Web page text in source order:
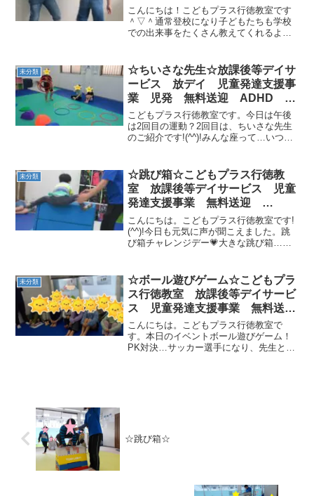
閉症 発達障がい 運動療育 遊
び 行徳 南行徳 市川市 浦安
市 葛西 江戸川区
こんにちは！こどもプラス行徳教室です
＾▽＾通常登校になり子どもたちも学校
での出来事をたくさん教えてくれるよう
慣らしていきましょう🌟さて、先日みん
なでマットを電車に見立て...
未分類
☆ちいさな先生☆放課後等デイサ
ービス 放デイ 児童発達支援事
業 児発 無料送迎 ADHD 自
閉症 発達障がい 運動療育 遊
び 行徳 南行徳 市川市 浦安
市 葛西 江戸川区
こどもプラス行徳教室です。今日は午後
は2回目の運動？2回目は、ちいさな先生
のご紹介です!(^^)!みんな座って…いつも
さな先生の指導です。補助するところ、
褒める、チ...
未分類
☆跳び箱☆こどもプラス行徳教
室 放課後等デイサービス 児童
発達支援事業 無料送迎
ADHD 自閉症 発達障がい 運
動療育 遊び 南行徳 市川市
浦安市
こんにちは。こどもプラス行徳教室です!
(^^)!今日も元気に声が聞こえました。跳
び箱チャレンジデー💗大きな跳び箱…よ
ャレンジしてくれます。素晴らしいです
ね👏足いっぱい広げ...
未分類
☆ボール遊びゲーム☆こどもプラ
ス行徳教室 放課後等デイサービ
ス 児童発達支援事業 無料送
迎 ADHD 自閉症 発達障が
い 運動療育 遊び 南行徳 市
川市 浦安市
こんにちは。こどもプラス行徳教室で
す。本日のイベントボール遊びゲーム！
PK対決…サッカー選手になり、先生とゴ
☆跳び箱☆